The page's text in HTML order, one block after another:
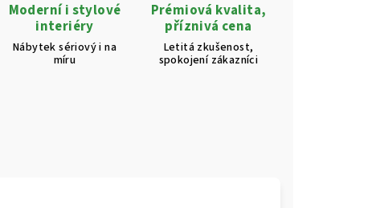
Moderní i stylové
interiéry
Nábytek sériový i na
míru
Prémiová kvalita,
příznivá cena
Letitá zkušenost,
spokojení zákazníci